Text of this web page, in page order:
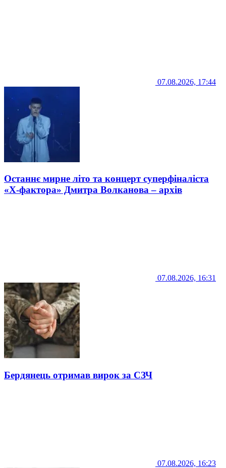
07.08.2026, 17:44
Останнє мирне літо та концерт суперфіналіста
«Х-фактора» Дмитра Волканова – архів
07.08.2026, 16:31
Бердянець отримав вирок за СЗЧ
07.08.2026, 16:23